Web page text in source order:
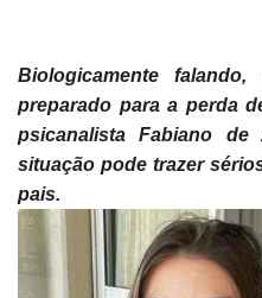
Biologicamente
preparado para a perda
psicanalista Fabiano
situação pode trazer
pais.